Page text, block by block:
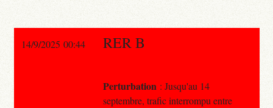
14/9/2025 00:44 RER B
Perturbation : Jusqu'au 14
septembre, trafic interrompu entre